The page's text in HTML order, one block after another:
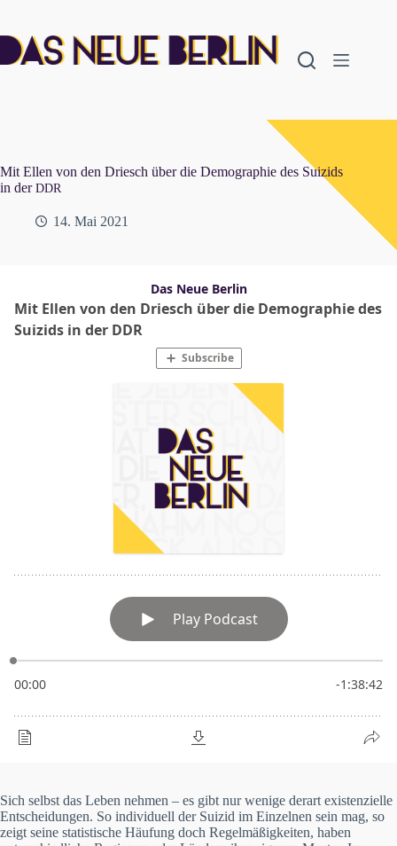
springen
Mit Ellen von den Driesch über die Demographie des Suizids
in derDDR
14. Mai 2021
Sich selbst das Leben nehmen – es gibt nur wenige derart existenzielle
Entscheidungen. So individuell der Suizid im Einzelnen sein mag, so
zeigt seine statistische Häufung doch Regelmäßigkeiten, haben